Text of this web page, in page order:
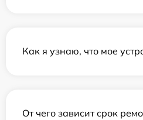
Как я узнаю, что мое
От чего зависит срок